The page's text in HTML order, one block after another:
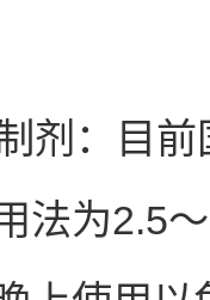
剂：目
法为2.5